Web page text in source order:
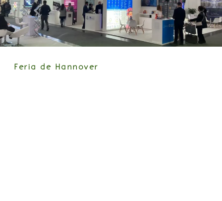
Feria de Hannover